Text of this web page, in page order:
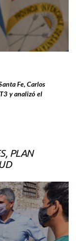
Fe, Carlos
y analizó el
PLAN